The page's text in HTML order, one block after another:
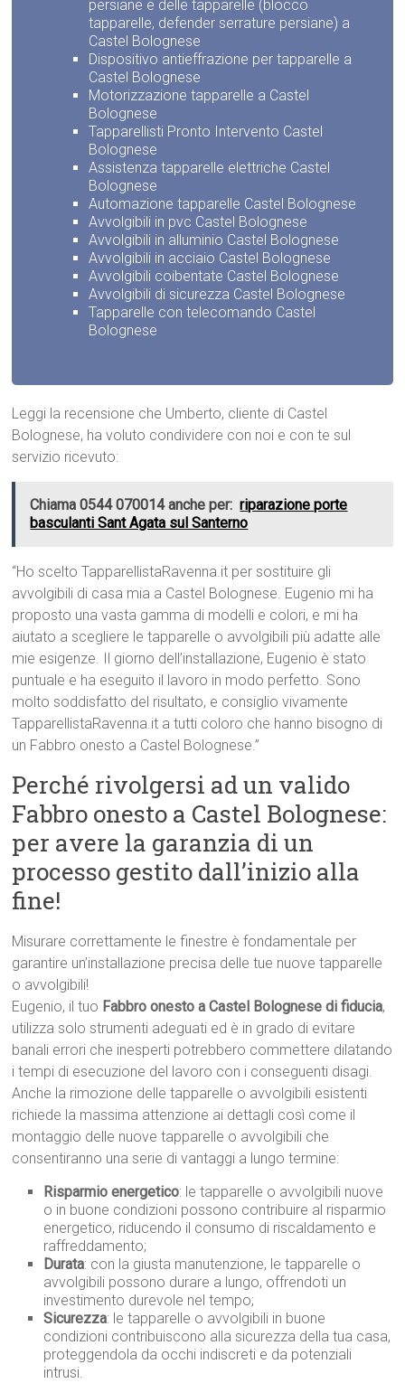
persiane e delle tapparelle (blocco
tapparelle, defender serrature persiane) a
Castel Bolognese
Dispositivo antieffrazione per tapparelle a
Castel Bolognese
Motorizzazione tapparelle a Castel
Bolognese
Tapparellisti Pronto Intervento Castel
Bolognese
Assistenza tapparelle elettriche Castel
Bolognese
Automazione tapparelle Castel Bolognese
Avvolgibili in pvc Castel Bolognese
Avvolgibili in alluminio Castel Bolognese
Avvolgibili in acciaio Castel Bolognese
Avvolgibili coibentate Castel Bolognese
Avvolgibili di sicurezza Castel Bolognese
Tapparelle con telecomando Castel
Bolognese
Leggi la recensione che Umberto, cliente di Castel
Bolognese, ha voluto condividere con noi e con te sul
servizio ricevuto:
Chiama 0544 070014 anche per: riparazione porte
basculanti Sant Agata sul Santerno
“Ho scelto TapparellistaRavenna.it per sostituire gli
avvolgibili di casa mia a Castel Bolognese. Eugenio mi ha
proposto una vasta gamma di modelli e colori, e mi ha
aiutato a scegliere le tapparelle o avvolgibili più adatte alle
mie esigenze. Il giorno dell’installazione, Eugenio è stato
puntuale e ha eseguito il lavoro in modo perfetto. Sono
molto soddisfatto del risultato, e consiglio vivamente
TapparellistaRavenna.it a tutti coloro che hanno bisogno di
un Fabbro onesto a Castel Bolognese.”
Perché rivolgersi ad un valido
Fabbro onesto a Castel Bolognese:
per avere la garanzia di un
processo gestito dall’inizio alla
fine!
Misurare correttamente le finestre è fondamentale per
garantire un’installazione precisa delle tue nuove tapparelle
o avvolgibili!
Eugenio, il tuo Fabbro onesto a Castel Bolognese di fiducia,
utilizza solo strumenti adeguati ed è in grado di evitare
banali errori che inesperti potrebbero commettere dilatando
i tempi di esecuzione del lavoro con i conseguenti disagi.
Anche la rimozione delle tapparelle o avvolgibili esistenti
richiede la massima attenzione ai dettagli così come il
montaggio delle nuove tapparelle o avvolgibili che
consentiranno una serie di vantaggi a lungo termine:
Risparmio energetico: le tapparelle o avvolgibili nuove
o in buone condizioni possono contribuire al risparmio
energetico, riducendo il consumo di riscaldamento e
raffreddamento;
Durata: con la giusta manutenzione, le tapparelle o
avvolgibili possono durare a lungo, offrendoti un
investimento durevole nel tempo;
Sicurezza: le tapparelle o avvolgibili in buone
condizioni contribuiscono alla sicurezza della tua casa,
proteggendola da occhi indiscreti e da potenziali
intrusi.